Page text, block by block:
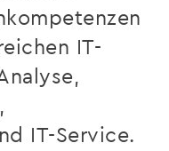
IT-
IT-Service.